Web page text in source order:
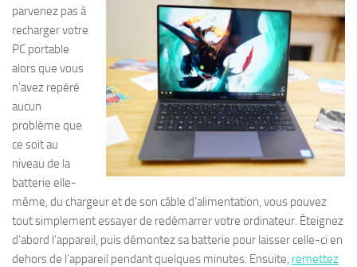
parvenez pas à
recharger votre
PC portable
alors que vous
n’avez repéré
aucun
problème que
ce soit au
niveau de la
batterie elle-
même, du chargeur et de son câble d’alimentation, vous pouvez
tout simplement essayer de redémarrer votre ordinateur. Éteignez
d’abord l’appareil, puis démontez sa batterie pour laisser celle-ci en
dehors de l’appareil pendant quelques minutes. Ensuite, remettez